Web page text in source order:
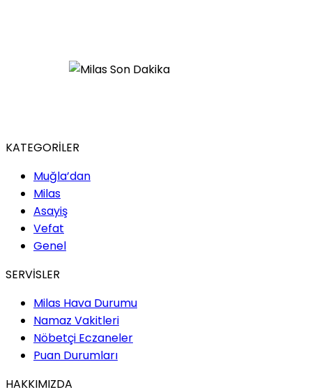
KATEGORİLER
Muğla’dan
Milas
Asayiş
Vefat
Genel
SERVİSLER
Milas Hava Durumu
Namaz Vakitleri
Nöbetçi Eczaneler
Puan Durumları
HAKKIMIZDA